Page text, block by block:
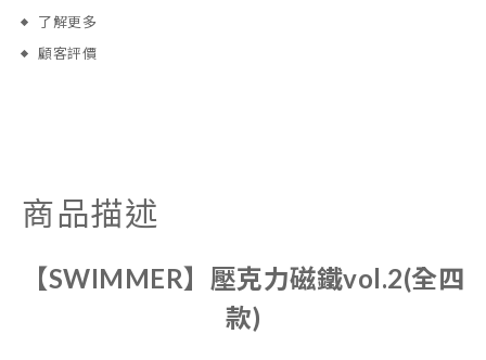
了解更多
顧客評價
商品描述
【SWIMMER】壓克力磁鐵vol.2(全四
款)